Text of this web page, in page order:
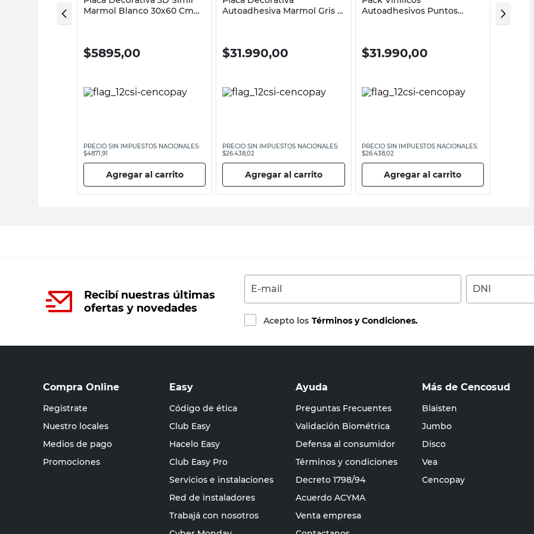
3488-1
Marmol Blanco 30x60 Cm
$5895,00
PRECIO SIN IMPUESTOS NACIONALES:
$4871,91
Agregar al carrito
Autoadhesiva Marmol Gris y
$31.990,00
PRECIO SIN IMPUESTOS NACIONALES:
$26.438,02
Agregar al carrito
Autoadhesivos Puntos
$31.990,00
PRECIO SIN IMPUESTOS NACIONALES:
$26.438,02
Agregar al carrito
Cm
Recibí nuestras últimas
ofertas y novedades
E-mail DNI
Acepto los Términos y Condiciones.
Compra Online
Registrate
Nuestro locales
Medios de pago
Promociones
Easy
Código de ética
Club Easy
Hacelo Easy
Club Easy Pro
Servicios e instalaciones
Red de instaladores
Trabajá con nosotros
Ayuda
Preguntas Frecuentes
Validación Biométrica
Defensa al consumidor
Términos y condiciones
Decreto 1798/94
Acuerdo ACYMA
Venta empresa
Más de Cencosud
Blaisten
Jumbo
Disco
Vea
Cencopay